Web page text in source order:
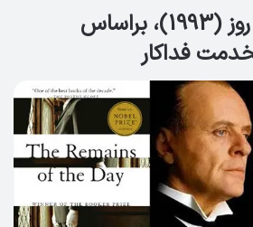
7- فیلم بازمانده روز (1993)، براساس
فداکار